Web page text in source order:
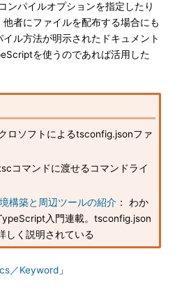
ンパイルオプションを指定したり
者にファイルを配布する場合にも
ル方法が明示されたドキュメント
を使うのであれば活用した
ロソフトによるtsconfig.jsonファ
コマンドに渡せるコマンドライ
構築と周辺ツールの紹介 ： わか
入門連載。tsconfig.json
しく説明されている
／Keyword 」